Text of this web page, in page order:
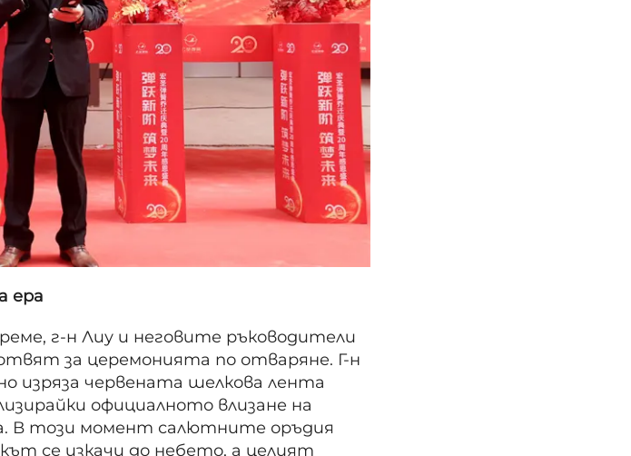
ера
г-н Лиу и неговите ръководители
за церемонията по отваряне. Г-н
изряза червената шелкова лента
официалното влизане на
В този момент салютните оръдия
се изкачи до небето, а целият